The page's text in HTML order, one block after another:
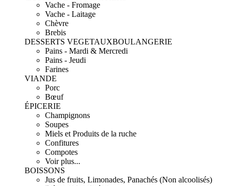
Vache - Fromage
Vache - Laitage
Chèvre
Brebis
DESSERTS VEGETAUXBOULANGERIE
Pains - Mardi & Mercredi
Pains - Jeudi
Farines
VIANDE
Porc
Bœuf
ÉPICERIE
Champignons
Soupes
Miels et Produits de la ruche
Confitures
Compotes
Voir plus...
BOISSONS
Jus de fruits, Limonades, Panachés (Non alcoolisés)